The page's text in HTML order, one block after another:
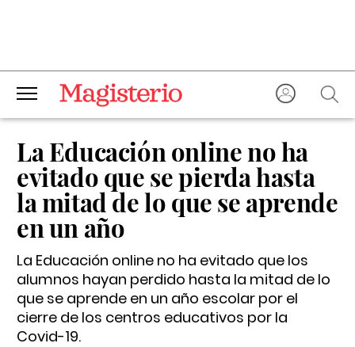
La Educación online no ha
evitado que se pierda hasta
la mitad de lo que se aprende
en un año
La Educación online no ha evitado que los
alumnos hayan perdido hasta la mitad de lo
que se aprende en un año escolar por el
cierre de los centros educativos por la
Covid-19.